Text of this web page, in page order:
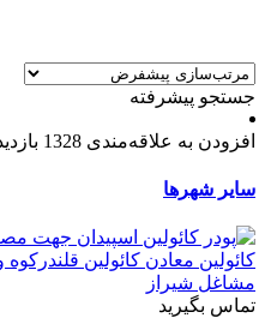
جستجو پیشرفته
افزودن به علاقه‌مندی 1328 بازدید
سایر شهرها
تماس بگیرید